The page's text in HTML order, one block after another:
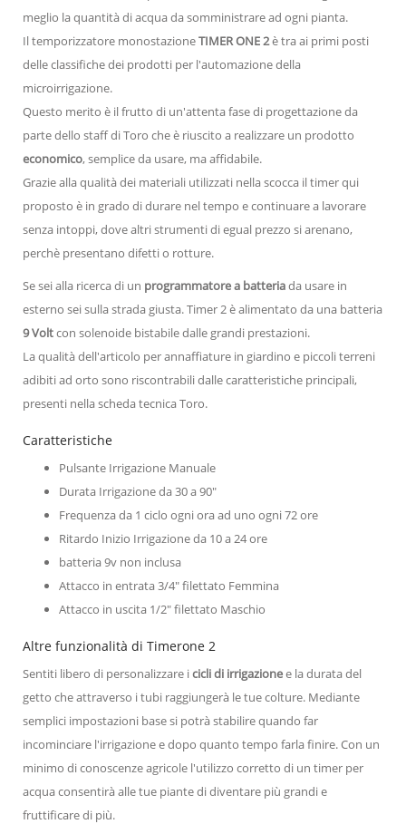
meglio la quantità di acqua da somministrare ad ogni pianta.
Il temporizzatore monostazioneTIMER ONE 2è tra ai primi posti
delle classifiche dei prodotti per l'automazione della
microirrigazione.
Questo merito è il frutto di un'attenta fase di progettazione da
parte dello staff di Toro che è riuscito a realizzare un prodotto
economico, semplice da usare, ma affidabile.
Grazie alla qualità dei materiali utilizzati nella scocca il timer qui
proposto è in grado di durare nel tempo e continuare a lavorare
senza intoppi, dove altri strumenti di egual prezzo si arenano,
perchè presentano difetti o rotture.
Se sei alla ricerca di un programmatore a batteriada usare in
esterno sei sulla strada giusta. Timer 2 è alimentato da una batteria
9 Voltcon solenoide bistabile dalle grandi prestazioni.
La qualità dell'articolo per annaffiature in giardino e piccoli terreni
adibiti ad orto sono riscontrabili dalle caratteristiche principali,
presenti nella scheda tecnica Toro.
Caratteristiche
Pulsante Irrigazione Manuale
Durata Irrigazione da 30 a 90"
Frequenza da 1 ciclo ogni ora ad uno ogni 72 ore
Ritardo Inizio Irrigazione da 10 a 24 ore
batteria 9v non inclusa
Attacco in entrata 3/4" filettato Femmina
Attacco in uscita 1/2" filettato Maschio
Altre funzionalità di Timerone 2
Sentiti libero di personalizzare icicli di irrigazionee la durata del
getto che attraverso i tubi raggiungerà le tue colture. Mediante
semplici impostazioni base si potrà stabilire quando far
incominciare l'irrigazione e dopo quanto tempo farla finire. Con un
minimo di conoscenze agricole l'utilizzo corretto di un timer per
acqua consentirà alle tue piante di diventare più grandi e
fruttificare di più.